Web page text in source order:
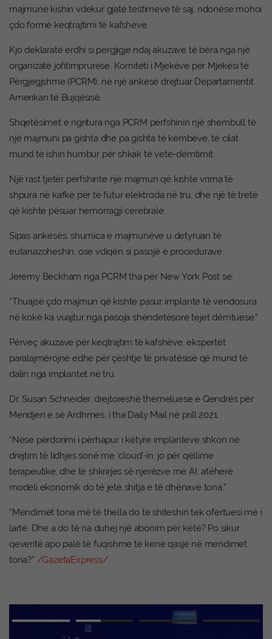
majmunë kishin vdekur gjatë testimeve të saj, ndonëse mohoi
çdo formë keqtrajtimi të kafshëve.
Kjo deklaratë erdhi si përgjigje ndaj akuzave të bëra nga një
organizatë jofitimprurëse, Komiteti i Mjekëve për Mjekësi të
Përgjegjshme (PCRM), në një ankesë drejtuar Departamentit
Amerikan të Bujqësisë.
Shqetësimet e ngritura nga PCRM përfshinin një shembull të
një majmuni pa gishta dhe pa gishta të këmbëve, të cilat
mund të ishin humbur për shkak të vetë-dëmtimit.
Një rast tjetër përfshinte një majmun që kishte vrima të
shpura në kafkë për të futur elektroda në tru, dhe një të tretë
që kishte pësuar hemorragji cerebrale.
Sipas ankesës, shumica e majmunëve u detyruan të
eutanazoheshin, ose vdiqën si pasojë e procedurave.
Jeremy Beckham nga PCRM tha për New York Post se:
“Thuajse çdo majmun që kishte pasur implante të vendosura
në kokë ka vuajtur nga pasoja shëndetësore tejet dëmtuese.”
Përveç akuzave për keqtrajtim të kafshëve, ekspertët
paralajmërojnë edhe për çështje të privatësisë që mund të
dalin nga implantet në tru.
Dr. Susan Schneider, drejtoreshë themeluese e Qendrës për
Mendjen e së Ardhmes, i tha Daily Mail në prill 2021:
“Nëse përdorimi i përhapur i këtyre implanteve shkon në
drejtim të lidhjes sonë me ‘cloud’-in, jo për qëllime
terapeutike, dhe të shkrirjes së njerëzve me AI, atëherë
modeli ekonomik do të jetë shitja e të dhënave tona.”
“Mendimet tona më të thella do të shiteshin tek ofertuesi më i
lartë. Dhe a do të na duhej një abonim për këtë? Po sikur
qeveritë apo palë të fuqishme të kenë qasje në mendimet
tona?” /GazetaExpress/